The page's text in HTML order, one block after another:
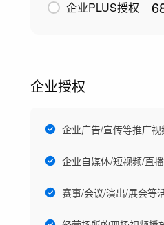
企业PLUS授权
企业授权
企业广告/宣传等推广视
企业自媒体/短视频/直
赛事/会议/演出/展会等